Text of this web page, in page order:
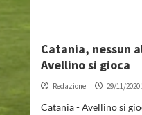
Catania, nessun
Avellino si gioca
Redazione 29/11/2020
Catania - Avellino si